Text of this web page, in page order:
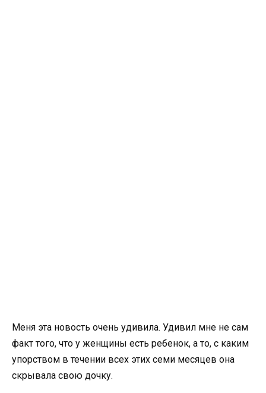
Меня эта новость очень удивила. Удивил мне не сам
факт того, что у женщины есть ребенок, а то, с каким
упорством в течении всех этих семи месяцев она
скрывала свою дочку.